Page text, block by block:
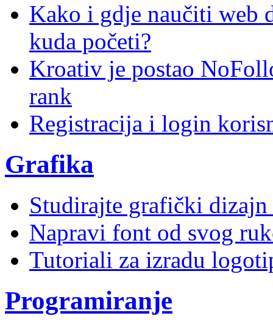
Kako i gdje naučiti web
kuda početi?
Kroativ je postao
rank
Registracija i login
Grafika
Studirajte grafički dizajn
Napravi font od svog
Tutoriali za izradu
Programiranje